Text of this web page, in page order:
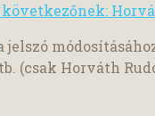
jelszó
(csak Horváth